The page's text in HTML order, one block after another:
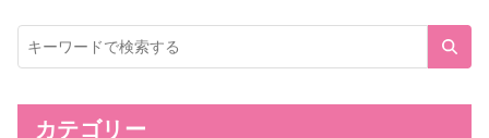
サ
イ
ト
検
カテゴリー